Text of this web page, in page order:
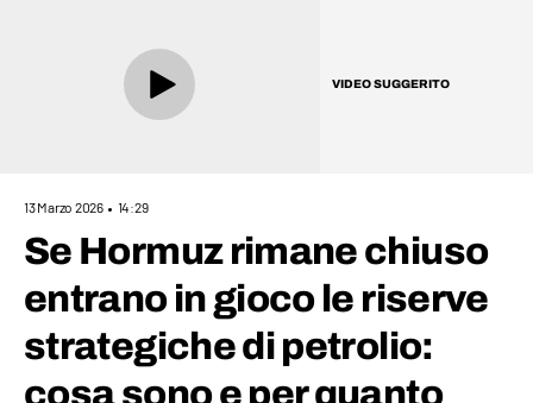
VIDEO SUGGERITO
13 Marzo 2026 14:29
​Se Hormuz rimane chiuso
entrano in gioco le riserve
strategiche di petrolio:
cosa sono e per quanto